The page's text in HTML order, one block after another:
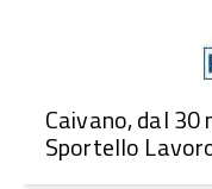
Caivano, dal
Sportello